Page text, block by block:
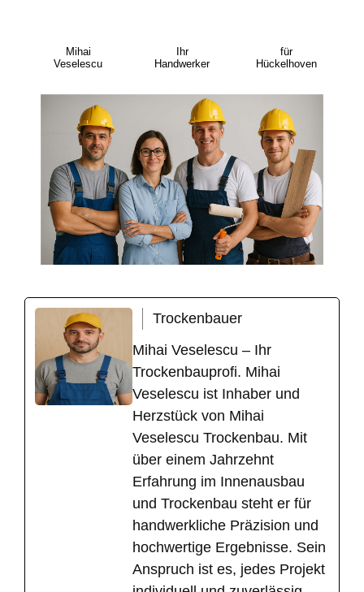
Mihai
Veselescu
Ihr
Handwerker
für
Hückelhoven
Trockenbauer
Mihai Veselescu – Ihr
Trockenbauprofi. Mihai
Veselescu ist Inhaber und
Herzstück von Mihai
Veselescu Trockenbau. Mit
über einem Jahrzehnt
Erfahrung im Innenausbau
und Trockenbau steht er für
handwerkliche Präzision und
hochwertige Ergebnisse. Sein
Anspruch ist es, jedes Projekt